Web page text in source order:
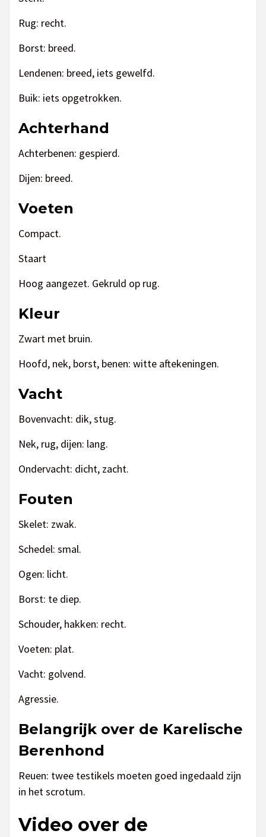
Rug: recht.
Borst: breed.
Lendenen: breed, iets gewelfd.
Buik: iets opgetrokken.
Achterhand
Achterbenen: gespierd.
Dijen: breed.
Voeten
Compact.
Staart
Hoog aangezet. Gekruld op rug.
Kleur
Zwart met bruin.
Hoofd, nek, borst, benen: witte aftekeningen.
Vacht
Bovenvacht: dik, stug.
Nek, rug, dijen: lang.
Ondervacht: dicht, zacht.
Fouten
Skelet: zwak.
Schedel: smal.
Ogen: licht.
Borst: te diep.
Schouder, hakken: recht.
Voeten: plat.
Vacht: golvend.
Agressie.
Belangrijk over de Karelische
Berenhond
Reuen: twee testikels moeten goed ingedaald zijn
in het scrotum.
Video over de